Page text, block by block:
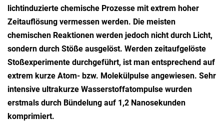
lichtinduzierte chemische Prozesse mit extrem hoher
Zeitauflösung vermessen werden. Die meisten
chemischen Reaktionen werden jedoch nicht durch Licht,
sondern durch Stöße ausgelöst. Werden zeitaufgelöste
Stoßexperimente durchgeführt, ist man entsprechend auf
extrem kurze Atom- bzw. Molekülpulse angewiesen. Sehr
intensive ultrakurze Wasserstoffatompulse wurden
erstmals durch Bündelung auf 1,2 Nanosekunden
komprimiert.